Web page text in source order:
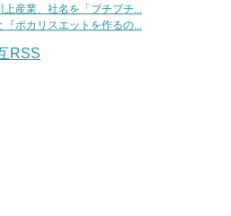
産業、社名を「プチプチ...
ポカリスエットを作るの...
RSS